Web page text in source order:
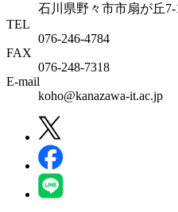
石川県野々市市扇が丘7-
TEL
076-246-4784
FAX
076-248-7318
E-mail
koho@kanazawa-it.ac.jp